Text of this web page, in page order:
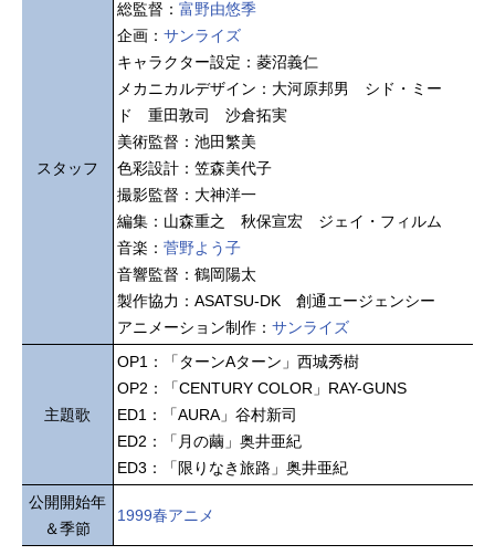
スタッフ
総監督： 富野由悠季
企画： サンライズ
キャラクター設定：菱沼義仁
メカニカルデザイン：大河原邦男 シド・ミー
ド 重田敦司 沙倉拓実
美術監督：池田繁美
色彩設計：笠森美代子
撮影監督：大神洋一
編集：山森重之 秋保宣宏 ジェイ・フィルム
音楽： 菅野よう子
音響監督：鶴岡陽太
製作協力：ASATSU-DK 創通エージェンシー
アニメーション制作： サンライズ
主題歌
OP1：「ターンAターン」西城秀樹
OP2：「CENTURY COLOR」RAY-GUNS
ED1：「AURA」谷村新司
ED2：「月の繭」奥井亜紀
ED3：「限りなき旅路」奥井亜紀
公開開始年
＆季節
1999春アニメ